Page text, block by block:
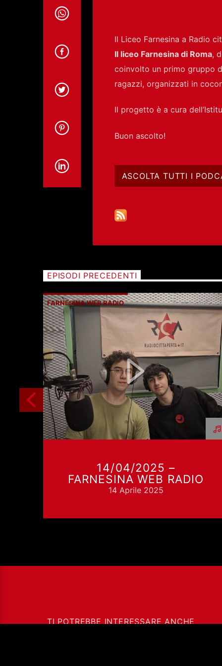
Il Liceo Farnesina a Radio
Il liceo Farnesina di Roma,
coinvolto un primo gruppo
ragazzi, organizzati in
Il progetto è a cura
Buon ascolto!
ASCOLTA TUTTI I
EPISODI PRECEDENTI
FARNESINA WEB RADIO
14/04/2025 –
FARNESINA WEB RADIO
14 Aprile 2025
TI POTREBBE INTERESSARE ANCHE